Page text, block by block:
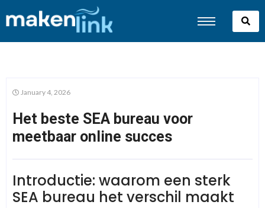
January 4, 2026
Het beste SEA bureau voor
meetbaar online succes
Introductie: waarom een sterk
SEA bureau het verschil maakt